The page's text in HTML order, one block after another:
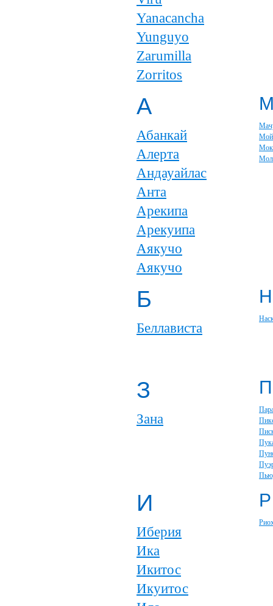
Yanacancha
Yunguyo
Zarumilla
Zorritos
А
Абанкай
Алерта
Андауайлас
Анта
Арекипа
Арекуипа
Аякучо
Аякучо
Б
Беллависта
Н
З
Зана
П
И
Иберия
Ика
Икитос
Икуитос
Р